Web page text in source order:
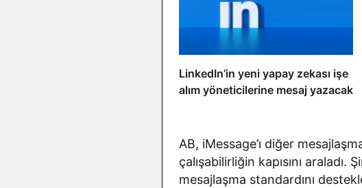
LinkedIn’in yeni yapay zekası işe
alım yöneticilerine mesaj yazacak
AB, iMessage’ı diğer
çalışabilirliğin kapısını
mesajlaşma standardını